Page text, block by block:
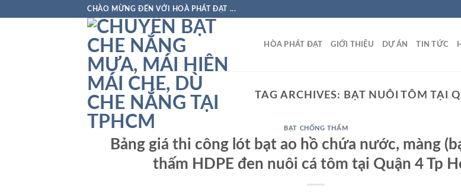
CHÀO MỪNG ĐẾN VỚI HOÀ PHÁT ĐẠT ...
HÒA PHÁT ĐẠT GIỚI THIỆU DỰ ÁN TIN TỨC
TAG ARCHIVES: BẠT NUÔI TÔM TẠI
BẠT CHỐNG THẤM
Bảng giá thi công lót bạt ao hồ chứa nước, màng
thấm HDPE đen nuôi cá tôm tại Quận 4 Tp